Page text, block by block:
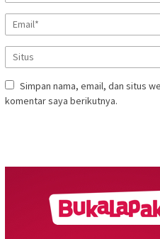
Simpan nama, email, dan situs
komentar saya berikutnya.